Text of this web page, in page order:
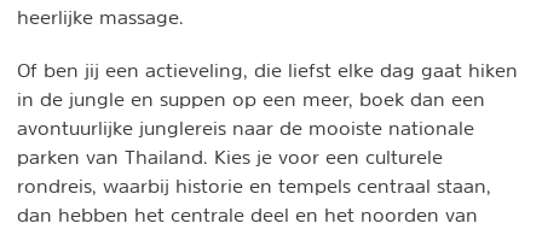
heerlijke massage.
Of ben jij een actieveling, die liefst elke dag gaat hiken
in de jungle en suppen op een meer, boek dan een
avontuurlijke junglereis naar de mooiste nationale
parken van Thailand. Kies je voor een culturele
rondreis, waarbij historie en tempels centraal staan,
dan hebben het centrale deel en het noorden van